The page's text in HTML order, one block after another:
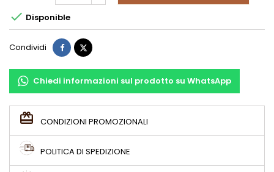
 Disponible
Condividi CondividiTwitta
Chiedi informazioni sul prodotto su WhatsApp
CONDIZIONI PROMOZIONALI
POLITICA DI SPEDIZIONE